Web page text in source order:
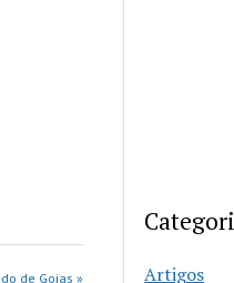
de Goias »
Artigos